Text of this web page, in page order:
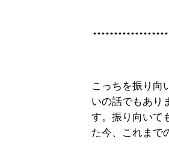
こっちを振り
いの話でもあり
す。振り向いて
た今、これまで